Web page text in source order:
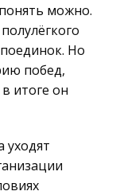
можно.
Но
побед,
итоге он
уходят